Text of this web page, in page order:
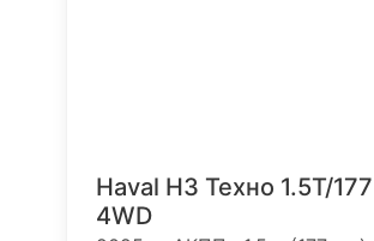
Haval H3 Техно 1.5T/
4WD